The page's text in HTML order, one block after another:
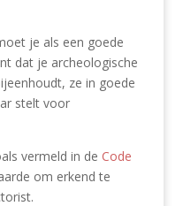
je als een goede
dat je archeologische
ze in goede
stelt voor
vermeld in de Code
om erkend te